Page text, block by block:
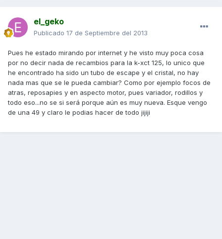
el_geko
Publicado 17 de Septiembre del 2013
Pues he estado mirando por internet y he visto muy poca cosa
por no decir nada de recambios para la k-xct 125, lo unico que
he encontrado ha sido un tubo de escape y el cristal, no hay
nada mas que se le pueda cambiar? Como por ejemplo focos de
atras, reposapies y en aspecto motor, pues variador, rodillos y
todo eso...no se si será porque aún es muy nueva. Esque vengo
de una 49 y claro le podias hacer de todo jijiji